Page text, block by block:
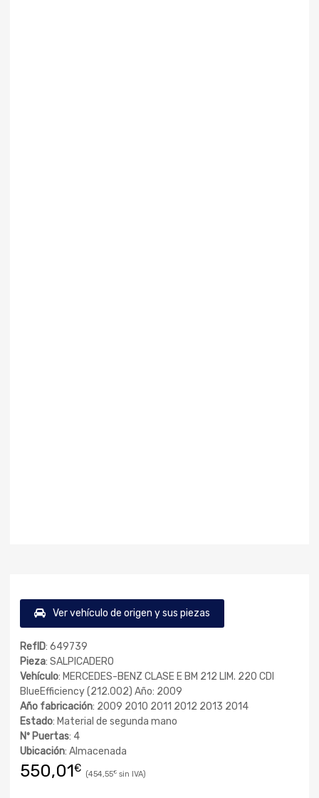
Ver vehículo de origen y sus piezas
RefID: 649739
Pieza: SALPICADERO
Vehículo: MERCEDES-BENZ CLASE E BM 212 LIM. 220 CDI
BlueEfficiency (212.002) Año: 2009
Año fabricación: 2009 2010 2011 2012 2013 2014
Estado: Material de segunda mano
Nº Puertas: 4
Ubicación: Almacenada
550,01€ 454,55€